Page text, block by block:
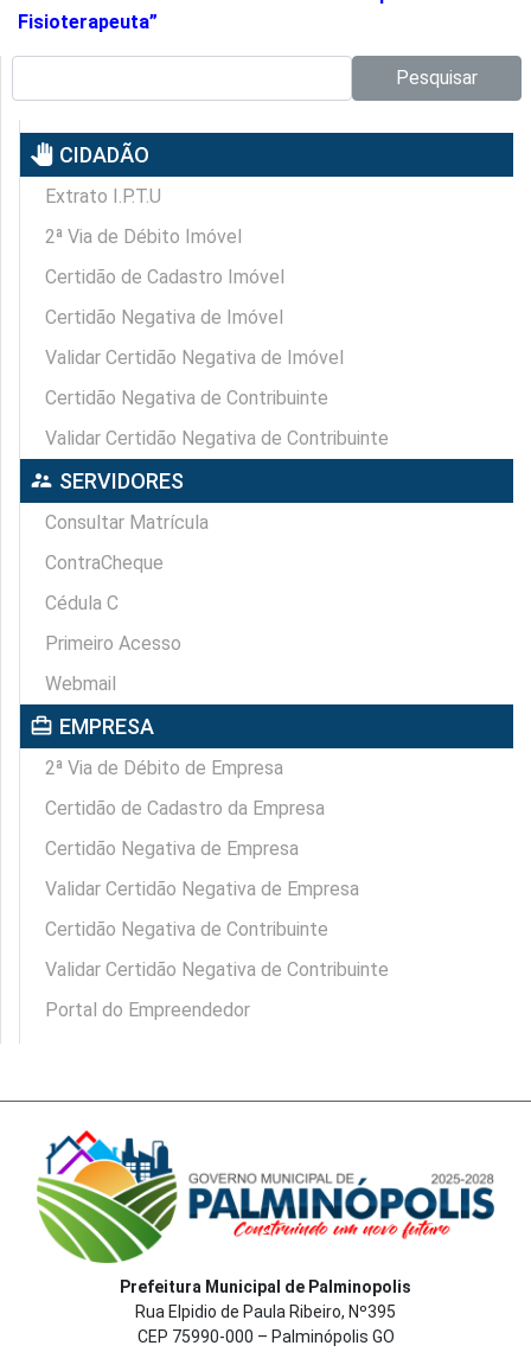
Fisioterapeuta”
Pesquisar
pan_tool CIDADÃO
Extrato I.P.T.U
2ª Via de Débito Imóvel
Certidão de Cadastro Imóvel
Certidão Negativa de Imóvel
Validar Certidão Negativa de Imóvel
Certidão Negativa de Contribuinte
Validar Certidão Negativa de Contribuinte
supervisor_account SERVIDORES
Consultar Matrícula
ContraCheque
Cédula C
Primeiro Acesso
Webmail
card_travel EMPRESA
2ª Via de Débito de Empresa
Certidão de Cadastro da Empresa
Certidão Negativa de Empresa
Validar Certidão Negativa de Empresa
Certidão Negativa de Contribuinte
Validar Certidão Negativa de Contribuinte
Portal do Empreendedor
Prefeitura Municipal de Palminopolis
Rua Elpidio de Paula Ribeiro, Nº395
CEP 75990-000 – Palminópolis GO